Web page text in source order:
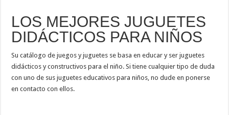
LOS MEJORES JUGUETES
DIDÁCTICOS PARA NIÑOS
Su catálogo de juegos y juguetes se basa en educar y ser juguetes
didácticos y constructivos para el niño. Si tiene cualquier tipo de duda
con uno de sus juguetes educativos para niños, no dude en ponerse
en contacto con ellos.